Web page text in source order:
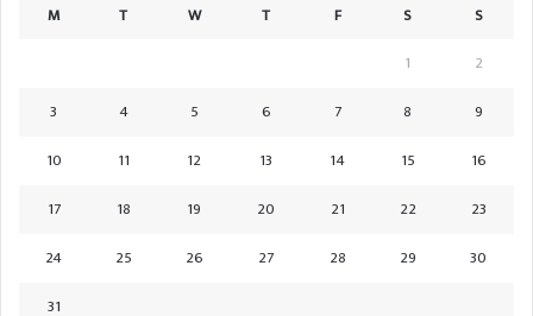
M T W T F S
S
1
2
3
4 5 6 7 8
9
10
11 12 13 14 15
16
17
18 19 20 21 22
23
24
25 26 27 28 29
30
31